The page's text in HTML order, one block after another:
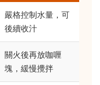
嚴格控制水量，可
後續收汁
關火後再放咖喱
塊，緩慢攪拌